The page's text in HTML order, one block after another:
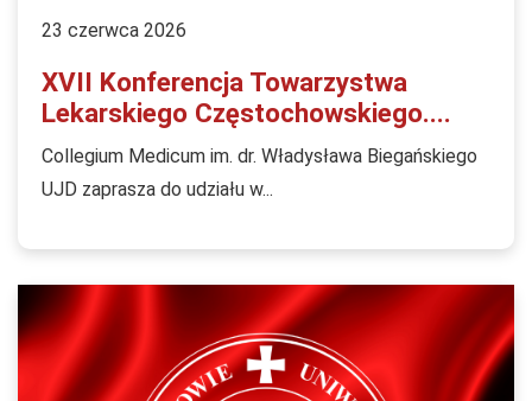
23 czerwca 2026
XVII Konferencja Towarzystwa
Lekarskiego Częstochowskiego....
Collegium Medicum im. dr. Władysława Biegańskiego
UJD zaprasza do udziału w...